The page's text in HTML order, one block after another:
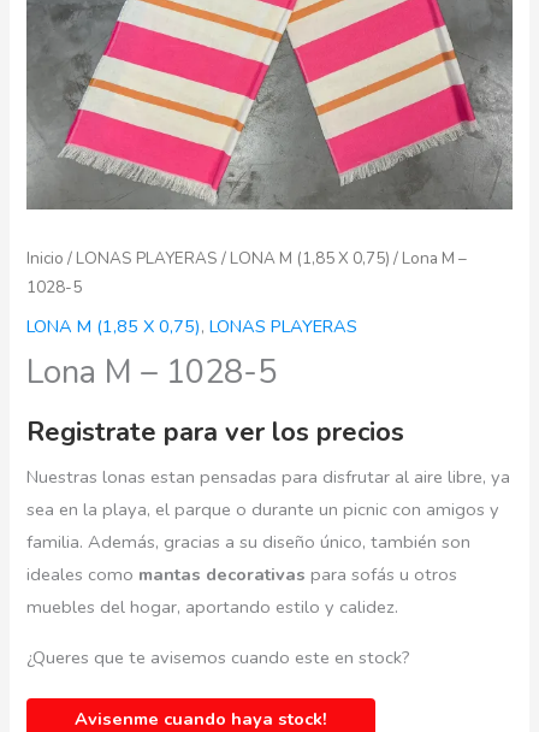
Inicio / LONAS PLAYERAS / LONA M (1,85 X 0,75) / Lona M –
1028-5
LONA M (1,85 X 0,75),LONAS PLAYERAS
Lona M – 1028-5
Registrate para ver los precios
Nuestras lonas estan pensadas para disfrutar al aire libre, ya
sea en la playa, el parque o durante un picnic con amigos y
familia. Además, gracias a su diseño único, también son
ideales como mantas decorativas para sofás u otros
muebles del hogar, aportando estilo y calidez.
¿Queres que te avisemos cuando este en stock?
Avisenme cuando haya stock!